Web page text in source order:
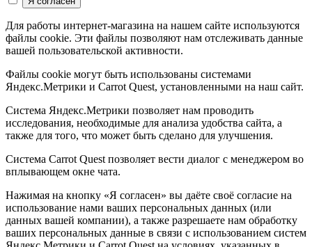
Для работы интернет-магазина на нашем сайте используются
файлы cookie. Эти файлы позволяют нам отслеживать данные
вашей пользовательской активности.
Файлы cookie могут быть использованы системами
Яндекс.Метрики и Carrot Quest, установленными на наш сайт.
Система Яндекс.Метрики позволяет нам проводить
исследования, необходимые для анализа удобства сайта, а
также для того, что может быть сделано для улучшения.
Система Carrot Quest позволяет вести диалог с менеджером во
вплывающем окне чата.
Нажимая на кнопку «Я согласен» вы даёте своё согласие на
использование нами ваших персональных данных (или
данных вашей компании), а также разрешаете нам обработку
ваших персональных данные в связи с использованием систем